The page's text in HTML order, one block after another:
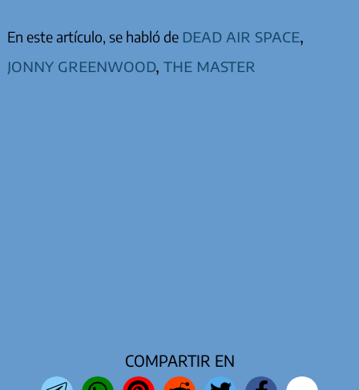
En este artículo, se habló de dead air space,
jonny greenwood, the master
COMPARTIR EN